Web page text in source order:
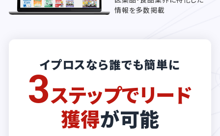
情報を多数掲載
イプロスなら誰でも簡単に
3ステップでリード
獲得が可能